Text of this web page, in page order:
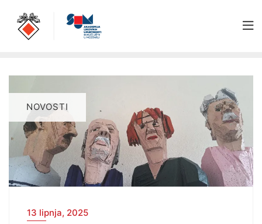
NOVOSTI
13 lipnja, 2025